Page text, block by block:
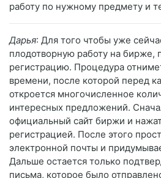
работу по нужному предмету и
Дарья: Для того чтобы уже
плодотворную работу на бирже,
регистрацию. Процедура
времени, после которой перед
откроется многочисленное
интересных предложений.
официальный сайт биржи и
регистрацией. После этого
электронной почты и
Дальше остается только
письма, которое было